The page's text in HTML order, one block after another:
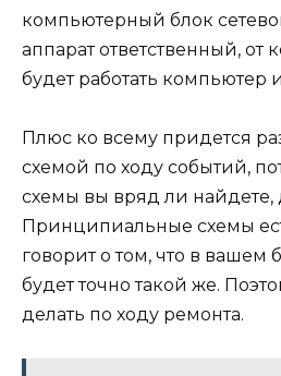
компьютерный блок
аппарат ответственный, от
будет работать компьютер
Плюс ко всему придется
схемой по ходу событий,
схемы вы вряд ли найдете,
Принципиальные схемы
говорит о том, что в вашем
будет точно такой же.
делать по ходу ремонта.